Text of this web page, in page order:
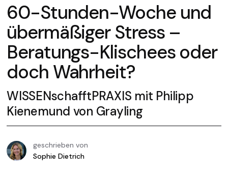
60-Stunden-Woche und
übermäßiger Stress –
Beratungs-Klischees oder
doch Wahrheit?
WISSENschafftPRAXIS mit Philipp
Kienemund von Grayling
geschrieben von
Sophie Dietrich